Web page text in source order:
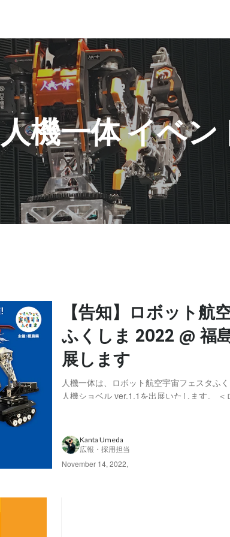
人機一体 イベン
【告知】ロボット航
ふくしま 2022 @ 福
展します
人機一体は、ロボット航空宇宙フェスタふ
人機ショベル ver.1.1を出展いたします。
は福島県に開発拠点を置...
Kanta Umeda
広報・採用担当
November 14, 2022,